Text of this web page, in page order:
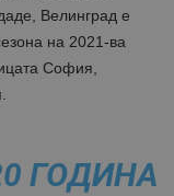
Велинград е
на 2021-ва
София,
ГОДИНА